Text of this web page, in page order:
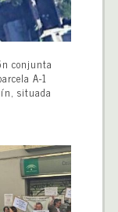
conjunta
A-1
situada